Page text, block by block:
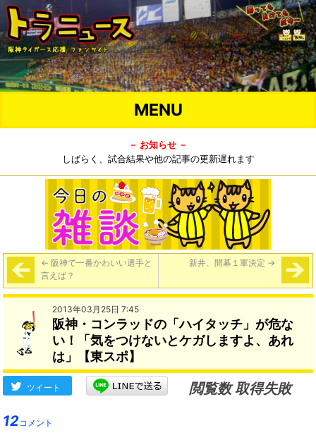
MENU
－ お知らせ －
しばらく、試合結果や他の記事の更新遅れます
← 阪神で一番かわいい選手と
言えば？
新井、開幕１軍決定 →
2013年03月25日 7:45
阪神・コンラッドの「ハイタッチ」が危な
い！「気をつけないとケガしますよ、あれ
は」【東スポ】
ツイート
閲覧数 取得失敗
12コメント